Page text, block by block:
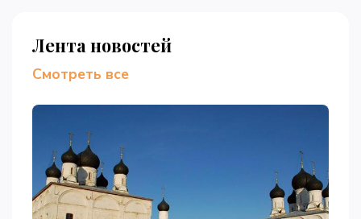
Лента новостей
Смотреть все